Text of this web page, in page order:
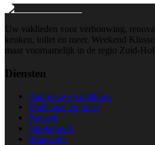
Uw vaklieden voor verbouwing,
keuken, toilet en meer. Weekend
maar voornamelijk in de regio Zuid-
Diensten
Aanbouw en uitbouw
Badkamer en toilet
Keuken
Onderhoud
Renovatie